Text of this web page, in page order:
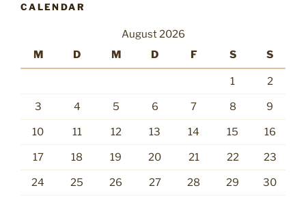
CALENDAR
August 2026
M
D M D F S S
1 2
3 4 5 6 7 8 9
10 11 12 13 14 15 16
17 18 19 20 21 22 23
24 25 26 27 28 29 30